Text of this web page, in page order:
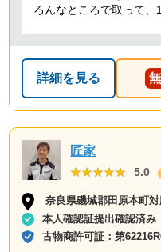
ろんなところで取って
ですが、 対応や話し方
回収の時は料金しようと
詳細を見る
匠家
★★★★★
★★★★★ 5.0
奈良県磯城郡田原本町
本人確認証提出確認済み
古物商許可証：第